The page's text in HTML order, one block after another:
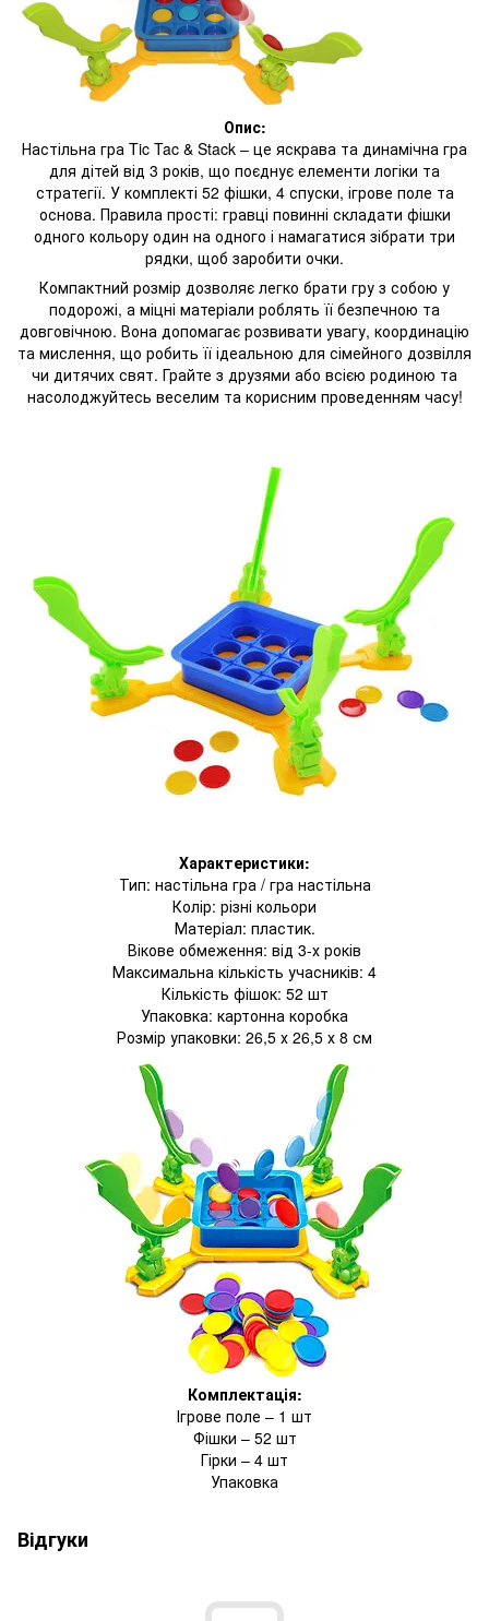
Опис:
Настільна гра Tic Tac & Stack – це яскрава та динамічна гра
для дітей від 3 років, що поєднує елементи логіки та
стратегії. У комплекті 52 фішки, 4 спуски, ігрове поле та
основа. Правила прості: гравці повинні складати фішки
одного кольору один на одного і намагатися зібрати три
рядки, щоб заробити очки.
Компактний розмір дозволяє легко брати гру з собою у
подорожі, а міцні матеріали роблять її безпечною та
довговічною. Вона допомагає розвивати увагу, координацію
та мислення, що робить її ідеальною для сімейного дозвілля
чи дитячих свят. Грайте з друзями або всією родиною та
насолоджуйтесь веселим та корисним проведенням часу!
Характеристики:
Тип: настільна гра / гра настільна
Колір: різні кольори
Матеріал: пластик.
Вікове обмеження: від 3-х років
Максимальна кількість учасників: 4
Кількість фішок: 52 шт
Упаковка: картонна коробка
Розмір упаковки: 26,5 х 26,5 х 8 см
Комплектація:
Ігрове поле – 1 шт
Фішки – 52 шт
Гірки – 4 шт
Упаковка
Відгуки